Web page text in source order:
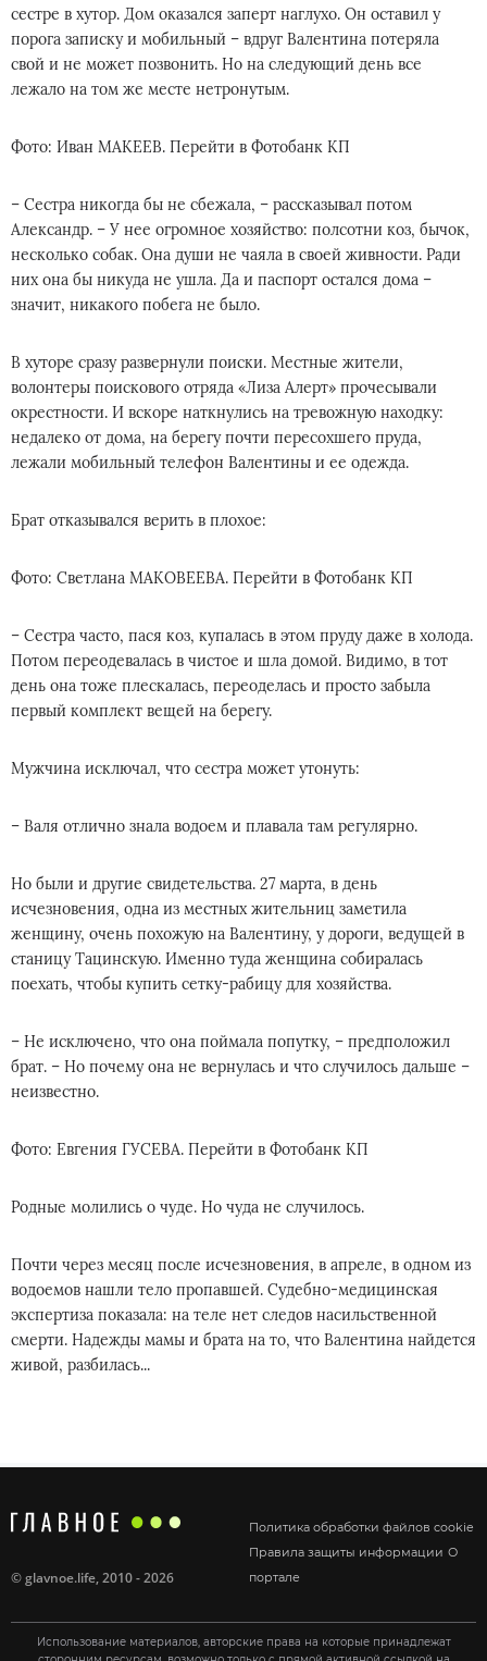
сестре в хутор. Дом оказался заперт наглухо. Он оставил у
порога записку и мобильный – вдруг Валентина потеряла
свой и не может позвонить. Но на следующий день все
лежало на том же месте нетронутым.
Фото: Иван МАКЕЕВ. Перейти в Фотобанк КП
– Сестра никогда бы не сбежала, – рассказывал потом
Александр. – У нее огромное хозяйство: полсотни коз, бычок,
несколько собак. Она души не чаяла в своей живности. Ради
них она бы никуда не ушла. Да и паспорт остался дома –
значит, никакого побега не было.
В хуторе сразу развернули поиски. Местные жители,
волонтеры поискового отряда «Лиза Алерт» прочесывали
окрестности. И вскоре наткнулись на тревожную находку:
недалеко от дома, на берегу почти пересохшего пруда,
лежали мобильный телефон Валентины и ее одежда.
Брат отказывался верить в плохое:
Фото: Светлана МАКОВЕЕВА. Перейти в Фотобанк КП
– Сестра часто, пася коз, купалась в этом пруду даже в холода.
Потом переодевалась в чистое и шла домой. Видимо, в тот
день она тоже плескалась, переоделась и просто забыла
первый комплект вещей на берегу.
Мужчина исключал, что сестра может утонуть:
– Валя отлично знала водоем и плавала там регулярно.
Но были и другие свидетельства. 27 марта, в день
исчезновения, одна из местных жительниц заметила
женщину, очень похожую на Валентину, у дороги, ведущей в
станицу Тацинскую. Именно туда женщина собиралась
поехать, чтобы купить сетку-рабицу для хозяйства.
– Не исключено, что она поймала попутку, – предположил
брат. – Но почему она не вернулась и что случилось дальше –
неизвестно.
Фото: Евгения ГУСЕВА. Перейти в Фотобанк КП
Родные молились о чуде. Но чуда не случилось.
Почти через месяц после исчезновения, в апреле, в одном из
водоемов нашли тело пропавшей. Судебно-медицинская
экспертиза показала: на теле нет следов насильственной
смерти. Надежды мамы и брата на то, что Валентина найдется
живой, разбилась...
Политика обработки файлов cookie
Правила защиты информации О
портале
©glavnoe.life, 2010 - 2026
Использование материалов, авторские права на которые принадлежат